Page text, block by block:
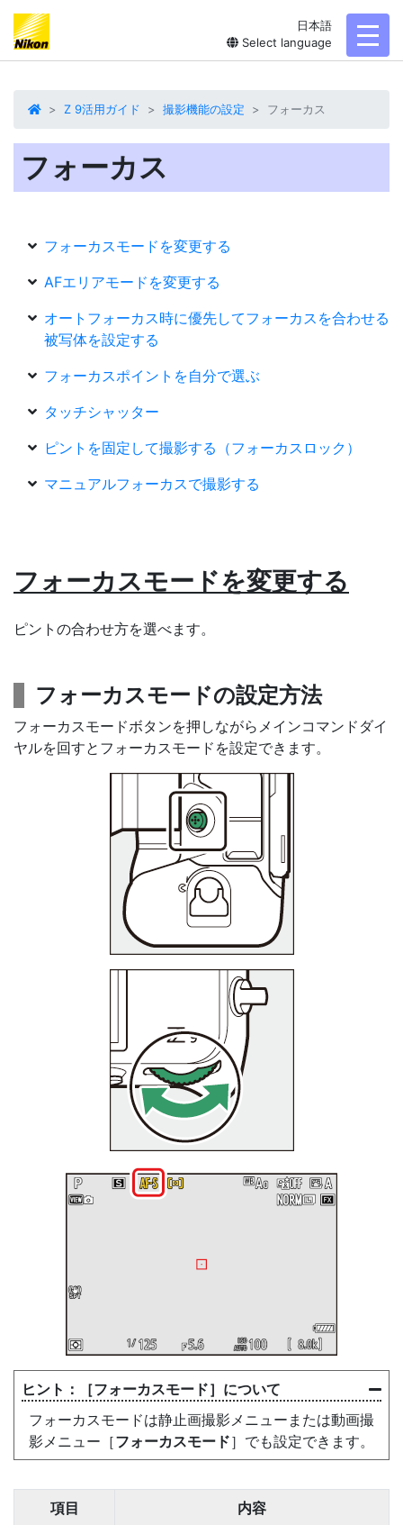
日本語
Select language
Z 9活用ガイド 撮影機能の設定 フォーカス
フォーカス
フォーカスモードを変更する
AFエリアモードを変更する
オートフォーカス時に優先してフォーカスを合わせる
被写体を設定する
フォーカスポイントを自分で選ぶ
タッチシャッター
ピントを固定して撮影する（フォーカスロック）
マニュアルフォーカスで撮影する
フォーカスモードを変更する
ピントの合わせ方を選べます。
フォーカスモードの設定方法
フォーカスモードボタンを押しながらメインコマンドダイ
ヤルを回すとフォーカスモードを設定できます。
［フォーカスモード］について
フォーカスモードは静止画撮影メニューまたは動画撮
影メニュー［フォーカスモード］でも設定できます。
項目 内容